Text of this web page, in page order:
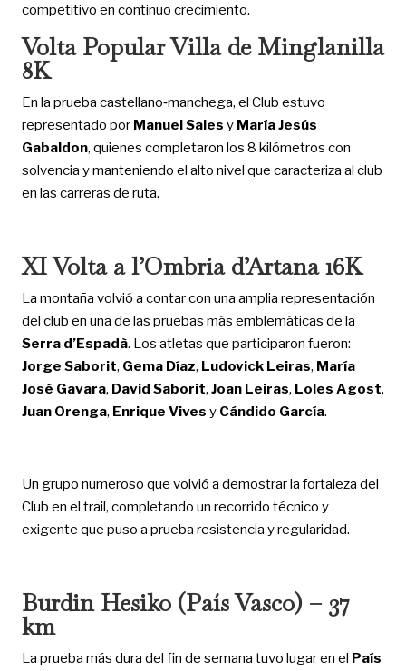
competitivo en continuo crecimiento.
Volta Popular Villa de Minglanilla
8K
En la prueba castellano‑manchega, el Club estuvo
representado por Manuel Sales y María Jesús
Gabaldon, quienes completaron los 8 kilómetros con
solvencia y manteniendo el alto nivel que caracteriza al club
en las carreras de ruta.
XI Volta a l’Ombria d’Artana 16K
La montaña volvió a contar con una amplia representación
del club en una de las pruebas más emblemáticas de la
Serra d’Espadà. Los atletas que participaron fueron:
Jorge Saborit, Gema Díaz, Ludovick Leiras, María
José Gavara, David Saborit, Joan Leiras, Loles Agost,
Juan Orenga, Enrique Vives y Cándido García.
Un grupo numeroso que volvió a demostrar la fortaleza del
Club en el trail, completando un recorrido técnico y
exigente que puso a prueba resistencia y regularidad.
Burdin Hesiko (País Vasco) – 37
km
La prueba más dura del fin de semana tuvo lugar en el País